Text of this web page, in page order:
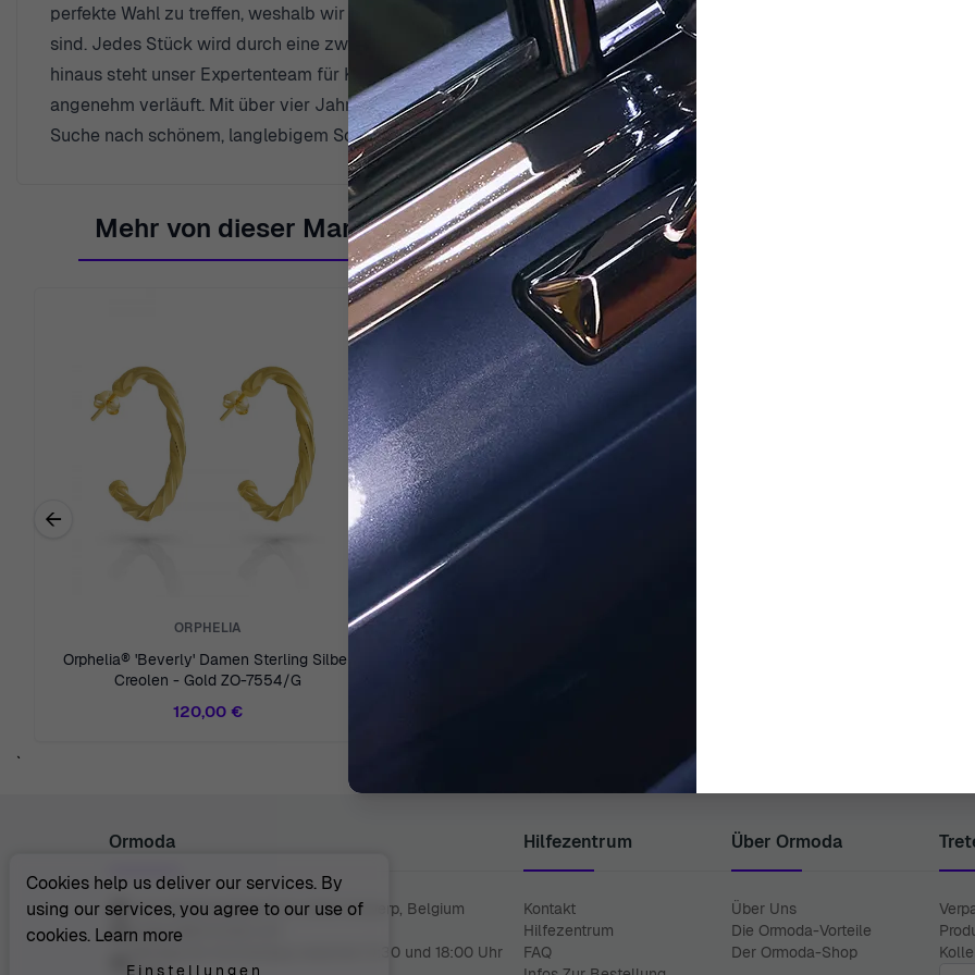
perfekte Wahl zu treffen, weshalb wir eine 30-tägige Rückgabegarantie anbieten, die Ihnen die Zeit gibt, um
sind. Jedes Stück wird durch eine zweijährige Garantie abgesichert, was unser Vertrauen in die Qualität und
hinaus steht unser Expertenteam für Kundenservice jederzeit zur Verfügung, um Ihnen bei allen Fragen zu helfen
angenehm verläuft. Mit über vier Jahrzehnten Erfahrung seit 1976 hat Ormoda einen hervorragenden Ruf
Suche nach schönem, langlebigem Schmuck macht.
Mehr von dieser Marke
Previous related products
←
ORPHELIA
Orphelia® 'Beverly' Damen Sterling Silber
Creolen - Gold ZO-7554/G
120,00 €
`
Ormoda
Juul Grietensstraat 9/11, 2140 Antwerp, Belgium
support@ormoda.com
Montag bis Donnerstag zwischen 9:30 und 18:00 Uhr
Hilfezentrum
Kontakt
Hilfezentrum
FAQ
Über Ormoda
Über Uns
Die Ormoda-Vorteile
Der Ormoda-Shop
Cookies help us deliver our services. By
using our services, you agree to our use of
cookies. Learn more
Einstellungen